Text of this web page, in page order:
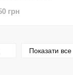
грн
Показати все